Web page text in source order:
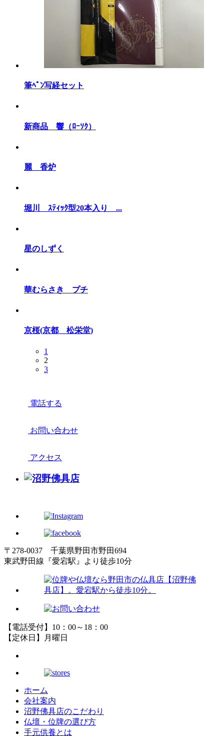
筆ﾍﾟﾝ写経セット
新商品 響（ﾛｰｿｸ）
麗 香炉
堀川 ｽﾃｨｯｸ型20本入り ...
星のしずく
華むらさき プチ
京桜(京都 松栄堂)
1
2
3
電話する
お問い合わせ
アクセス
〒278-0037 千葉県野田市野田694
東武野田線『愛宕駅』より徒歩10分
【電話受付】10：00～18：00
【定休日】月曜日
ホーム
会社案内
沼野佛具店のこだわり
仏壇・位牌の選び方
手元供養とは